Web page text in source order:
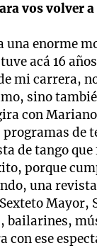
vos volver
una enorme
acá 16
mi carrera,
sino
con
programas de
de tango
porque
una
Mayor,
bailarines,
con ese